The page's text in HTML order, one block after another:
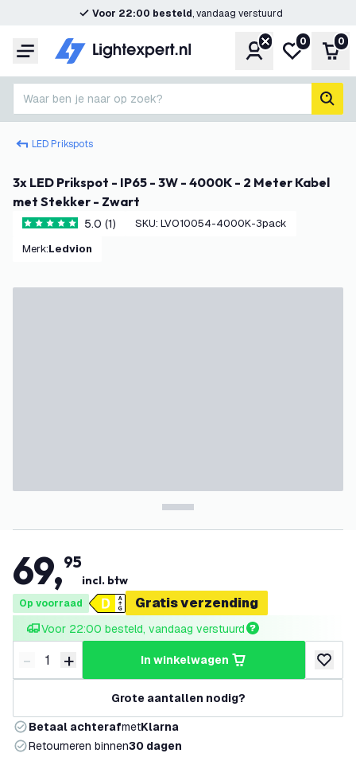
Voor 22:00 besteld, vandaag verstuurd
Menu Account
Mijn
0 0
Waar ben je naar op zoek?
LED Prikspots
3x LED Prikspot - IP65 - 3W - 4000K - 2 Meter Kabel
met Stekker - Zwart
5 score sterren5.0 (1) SKU: LVO10054-4000K-3pack
Merk: Ledvion
69,95
incl. btw
Op voorraad Gratis verzending
Voor 22:00 besteld, vandaag verstuurd
Verminder hoeveelheid
- Verhoog hoeveelheid
+ in winkelwagen
Grote aantallen nodig?
Betaal achterafmetKlarna
Retourneren binnen30 dagen